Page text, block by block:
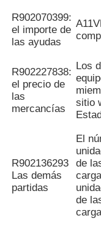
R902070399:
el importe de
las ayudas
R902227838:
el precio de
las
mercancías
Los
sitio
R902136293
Las demás
partidas
El
de
de